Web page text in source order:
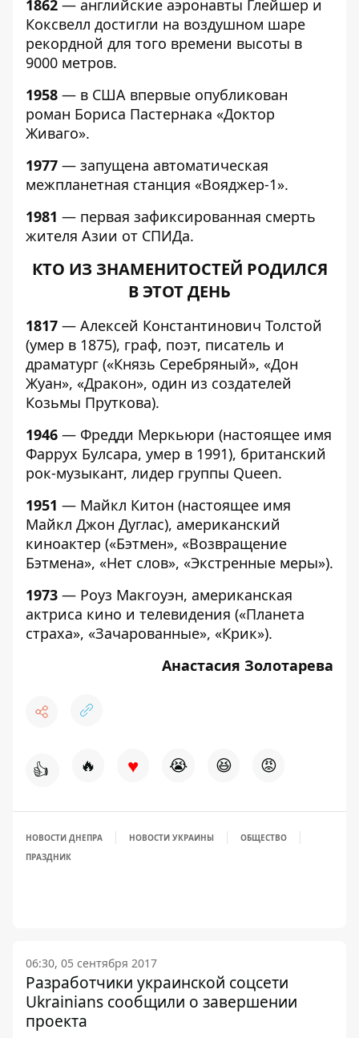
1862 — английские аэронавты Глейшер и
Коксвелл достигли на воздушном шаре
рекордной для того времени высоты в
9000 метров.
1958 — в США впервые опубликован
роман Бориса Пастернака «Доктор
Живаго».
1977 — запущена автоматическая
межпланетная станция «Вояджер-1».
1981 — первая зафиксированная смерть
жителя Азии от СПИДа.
КТО ИЗ ЗНАМЕНИТОСТЕЙ РОДИЛСЯ
В ЭТОТ ДЕНЬ
1817 — Алексей Константинович Толстой
(умер в 1875), граф, поэт, писатель и
драматург («Князь Серебряный», «Дон
Жуан», «Дракон», один из создателей
Козьмы Пруткова).
1946 — Фредди Меркьюри (настоящее имя
Фаррух Булсара, умер в 1991), британский
рок-музыкант, лидер группы Queen.
1951 — Майкл Китон (настоящее имя
Майкл Джон Дуглас), американский
киноактер («Бэтмен», «Возвращение
Бэтмена», «Нет слов», «Экстренные меры»).
1973 — Роуз Макгоуэн, американская
актриса кино и телевидения («Планета
страха», «Зачарованные», «Крик»).
Анастасия Золотарева
👍 🔥 ♥ 😭 😆 😡
НОВОСТИ ДНЕПРА НОВОСТИ УКРАИНЫ
ОБЩЕСТВО
ПРАЗДНИК
06:30, 05 сентября 2017
Разработчики украинской соцсети
Ukrainians сообщили о завершении
проекта